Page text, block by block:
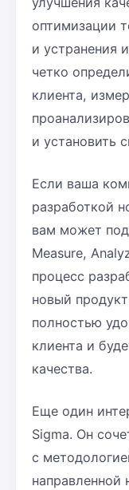
оптимизации
и устранения
четко
клиента,
и установить
Если ваша
разработкой
вам может
Measure,
процесс
новый
полностью
клиента и
качества.
Еще один
Sigma. Он
с
направленной